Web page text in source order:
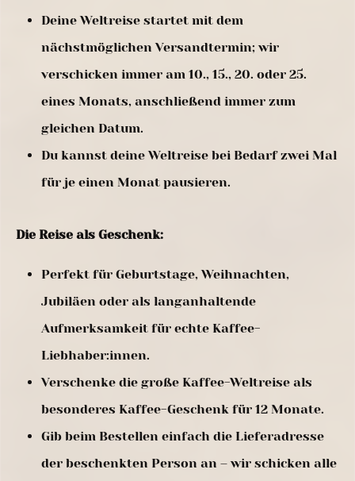
Deine Weltreise startet mit dem
nächstmöglichen Versandtermin; wir
verschicken immer am 10., 15., 20. oder 25.
eines Monats, anschließend immer zum
gleichen Datum.
Du kannst deine Weltreise bei Bedarf zwei Mal
für je einen Monat pausieren.
Die Reise als Geschenk:
Perfekt für Geburtstage, Weihnachten,
Jubiläen oder als langanhaltende
Aufmerksamkeit für echte Kaffee-
Liebhaber:innen.
Verschenke die große Kaffee-Weltreise als
besonderes Kaffee-Geschenk für 12 Monate.
Gib beim Bestellen einfach die Lieferadresse
der beschenkten Person an – wir schicken alle